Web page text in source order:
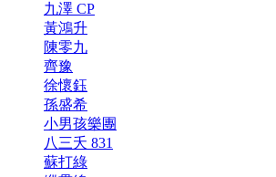
九澤 CP
黃鴻升
陳零九
齊豫
徐懷鈺
孫盛希
小男孩樂團
八三夭 831
蘇打綠